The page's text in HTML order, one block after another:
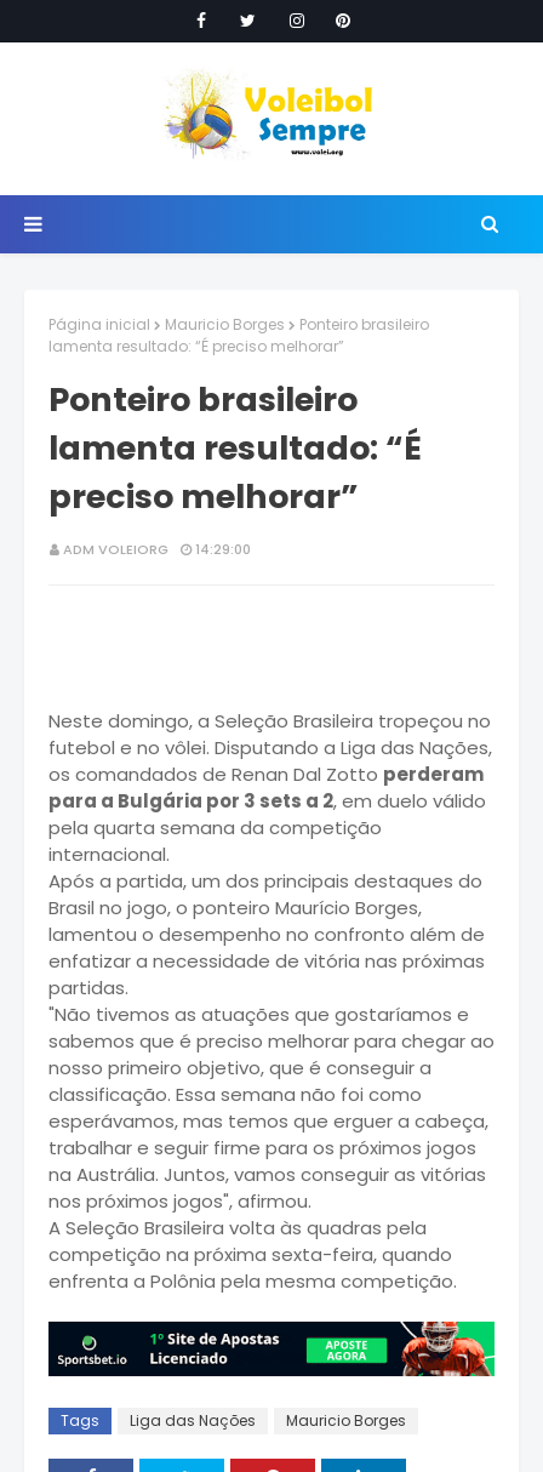
Página inicial Mauricio Borges
Ponteiro brasileiro
lamenta resultado: “É preciso melhorar”
Ponteiro brasileiro
lamenta resultado: “É
preciso melhorar”
ADM VOLEIORG 14:29:00
Neste domingo, a Seleção Brasileira tropeçou no
futebol e no vôlei. Disputando a Liga das Nações,
os comandados de Renan Dal Zotto perderam
para a Bulgária por 3 sets a 2, em duelo válido
pela quarta semana da competição
internacional.
Após a partida, um dos principais destaques do
Brasil no jogo, o ponteiro Maurício Borges,
lamentou o desempenho no confronto além de
enfatizar a necessidade de vitória nas próximas
partidas.
"Não tivemos as atuações que gostaríamos e
sabemos que é preciso melhorar para chegar ao
nosso primeiro objetivo, que é conseguir a
classificação. Essa semana não foi como
esperávamos, mas temos que erguer a cabeça,
trabalhar e seguir firme para os próximos jogos
na Austrália. Juntos, vamos conseguir as vitórias
nos próximos jogos", afirmou.
A Seleção Brasileira volta às quadras pela
competição na próxima sexta-feira, quando
enfrenta a Polônia pela mesma competição.
Tags Liga das Nações Mauricio Borges